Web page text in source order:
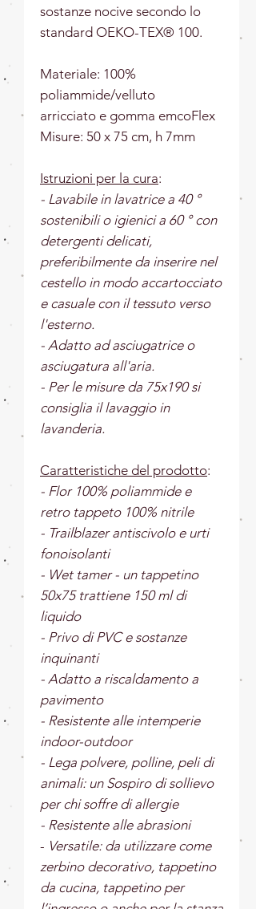
sostanze nocive secondo lo
standard OEKO-TEX® 100.
Materiale: 100%
poliammide/velluto
arricciato e gomma emcoFlex
Misure: 50 x 75 cm, h 7mm
Istruzioni per la cura:
- Lavabile in lavatrice a 40 °
sostenibili o igienici a 60 ° con
detergenti delicati,
preferibilmente da inserire nel
cestello in modo accartocciato
e casuale con il tessuto verso
l'esterno.
- Adatto ad asciugatrice o
asciugatura all'aria.
- Per le misure da 75x190 si
consiglia il lavaggio in
lavanderia.
Caratteristiche del prodotto:
- Flor 100% poliammide e
retro tappeto 100% nitrile
- Trailblazer antiscivolo e urti
fonoisolanti
- Wet tamer - un tappetino
50x75 trattiene 150 ml di
liquido
- Privo di PVC e sostanze
inquinanti
- Adatto a riscaldamento a
pavimento
- Resistente alle intemperie
indoor-outdoor
- Lega polvere, polline, peli di
animali: un Sospiro di sollievo
per chi soffre di allergie
- Resistente alle abrasioni
- Versatile: da utilizzare come
zerbino decorativo, tappetino
da cucina, tappetino per